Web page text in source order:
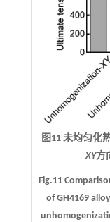
图11 未均匀化
XY方
Fig.11
of GH4169